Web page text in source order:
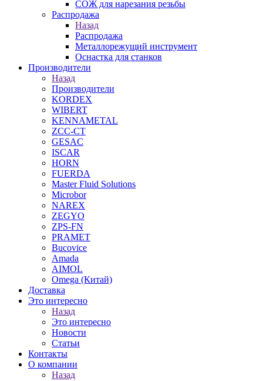
СОЖ для нарезания резьбы
Распродажа
Назад
Распродажа
Металлорежущий инструмент
Оснастка для станков
Производители
Назад
Производители
KORDEX
WIBERT
KENNAMETAL
ZCC-CT
GESAC
ISCAR
HORN
FUERDA
Master Fluid Solutions
Microbor
NAREX
ZEGYO
ZPS-FN
PRAMET
Bucovice
Amada
AIMOL
Omega (Китай)
Доставка
Это интересно
Назад
Это интересно
Новости
Статьи
Контакты
О компании
Назад